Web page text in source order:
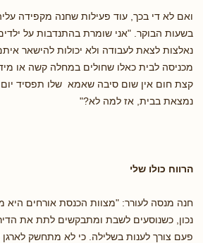
ואם לא די בכך, עוד פעילות שחנה מקפידה
בשעות הבוקר. "אני שומרת בהתנדבות על
נאלצות לצאת לעבודה ולא יכולות להישאר
מכניסה לבית כאלו שחולים במחלה קשה או
קצת חום אין שום סיבה שאמא שלו תפסיד יום
נמצאת בבית, אז למה לא?"
הרווח כולו שלי
חנה מנסה לעורר: "מצוות הכנסת אורחים היא
נכון, כשנוסעים לשבת ומתבקשים לתת את
פעם צורך לענות בשלילה. כי לא מתחשק